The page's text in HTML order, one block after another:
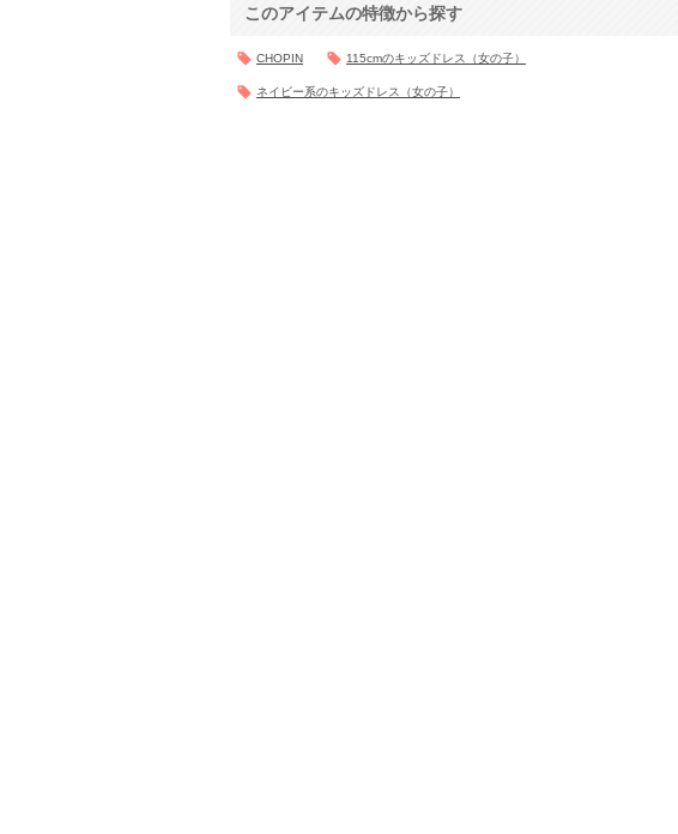
このアイテムの特徴から探す
CHOPIN 115cmのキッズドレス（女の子）
ネイビー系のキッズドレス（女の子）